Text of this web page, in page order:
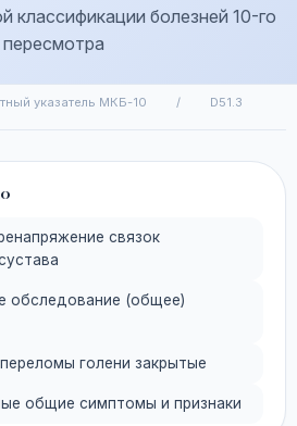
болезней 10-го
пересмотра
указатель МКБ-10 / D51.3
связок
обследование (общее)
голени закрытые
общие симптомы и признаки